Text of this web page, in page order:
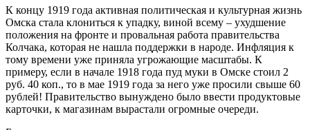
К концу 1919 года активная политическая и культурная жизнь
Омска стала клониться к упадку, виной всему – ухудшение
положения на фронте и провальная работа правительства
Колчака, которая не нашла поддержки в народе. Инфляция к
тому времени уже приняла угрожающие масштабы. К
примеру, если в начале 1918 года пуд муки в Омске стоил 2
руб. 40 коп., то в мае 1919 года за него уже просили свыше 60
рублей! Правительство вынуждено было ввести продуктовые
карточки, к магазинам вырастали огромные очереди.